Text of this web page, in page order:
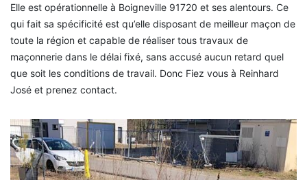
Elle est opérationnelle à Boigneville 91720 et ses alentours. Ce
qui fait sa spécificité est qu’elle disposant de meilleur maçon de
toute la région et capable de réaliser tous travaux de
maçonnerie dans le délai fixé, sans accusé aucun retard quel
que soit les conditions de travail. Donc Fiez vous à Reinhard
José et prenez contact.